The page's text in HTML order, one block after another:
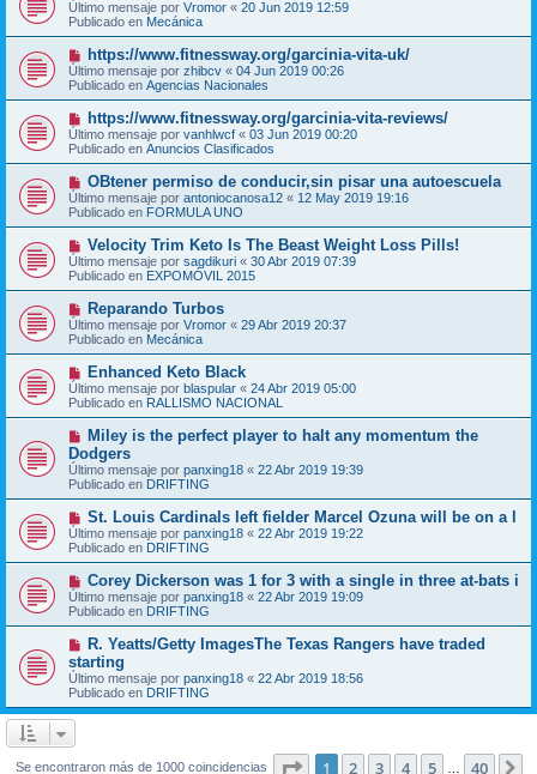
e
n
s
j
e
e
v
o
m
e
n
s
j
e
Último mensaje por Vromor « 20 Jun 2019 12:59
Publicado en Mecánica
N
u
e
v
o
m
e
n
s
a
j
e
https://www.fitnessway.org/garcinia-vita-uk/
Último mensaje por zhibcv « 04 Jun 2019 00:26
Publicado en Agencias Nacionales
N
u
e
v
m
e
n
s
a
j
e
https://www.fitnessway.org/garcinia-vita-reviews/
Último mensaje por vanhlwcf « 03 Jun 2019 00:20
Publicado en Anuncios Clasificados
N
u
e
v
o
m
e
n
s
j
e
OBtener permiso de conducir,sin pisar una autoescuela
Último mensaje por antoniocanosa12 « 12 May 2019 19:16
Publicado en FORMULA UNO
N
u
e
v
o
m
e
n
s
j
e
Velocity Trim Keto Is The Beast Weight Loss Pills!
Último mensaje por sagdikuri « 30 Abr 2019 07:39
Publicado en EXPOMÓVIL 2015
N
u
e
v
o
m
e
n
s
j
e
Reparando Turbos
Último mensaje por Vromor « 29 Abr 2019 20:37
Publicado en Mecánica
N
u
e
v
o
m
e
n
s
a
e
Enhanced Keto Black
Último mensaje por blaspular « 24 Abr 2019 05:00
Publicado en RALLISMO NACIONAL
N
e
v
o
m
e
n
s
a
e
Miley is the perfect player to halt any momentum the
Dodgers
Último mensaje por panxing18 « 22 Abr 2019 19:39
Publicado en DRIFTING
N
u
e
v
m
e
n
s
j
e
St. Louis Cardinals left fielder Marcel Ozuna will be on a l
Último mensaje por panxing18 « 22 Abr 2019 19:22
Publicado en DRIFTING
N
u
e
v
o
m
e
n
s
a
Corey Dickerson was 1 for 3 with a single in three at-bats i
Último mensaje por panxing18 « 22 Abr 2019 19:09
Publicado en DRIFTING
N
e
v
o
m
a
R. Yeatts/Getty ImagesThe Texas Rangers have traded
starting
Último mensaje por panxing18 « 22 Abr 2019 18:56
Publicado en DRIFTING
Se encontraron más de 1000 coincidencias Página de 40
1 2 3 4 5 40